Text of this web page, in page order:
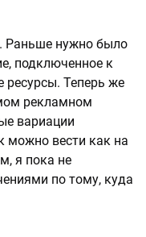
Раньше нужно было
подключенное к
ресурсы. Теперь же
рекламном
вариации
можно вести как на
я пока не
по тому, куда